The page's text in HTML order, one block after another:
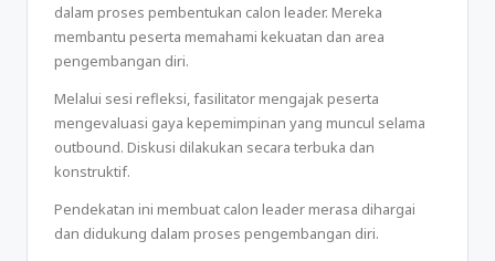
dalam proses pembentukan calon leader. Mereka
membantu peserta memahami kekuatan dan area
pengembangan diri.
Melalui sesi refleksi, fasilitator mengajak peserta
mengevaluasi gaya kepemimpinan yang muncul selama
outbound. Diskusi dilakukan secara terbuka dan
konstruktif.
Pendekatan ini membuat calon leader merasa dihargai
dan didukung dalam proses pengembangan diri.